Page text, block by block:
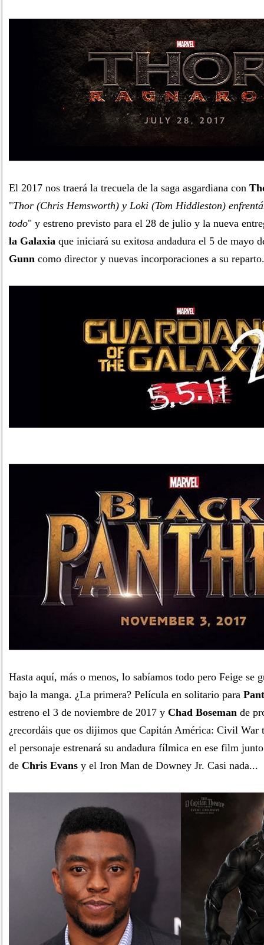
El 2017 nos traerá la trecuela de la saga asgardiana con
"Thor (Chris Hemsworth) y Loki (Tom Hiddleston)
todo" y estreno previsto para el 28 de julio y la nueva
la Galaxia que iniciará su exitosa andadura el 5 de mayo
Gunn como director y nuevas incorporaciones a su reparto.
Hasta aquí, más o menos, lo sabíamos todo pero Feige se
bajo la manga. ¿La primera? Película en solitario para
estreno el 3 de noviembre de 2017 y Chad Boseman de
¿recordáis que os dijimos que Capitán América: Civil War
el personaje estrenará su andadura fílmica en ese film
de Chris Evans y el Iron Man de Downey Jr. Casi nada...